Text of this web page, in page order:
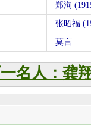
郑洵
张昭福
莫言
名人：龚